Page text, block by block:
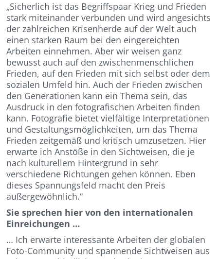
„Sicherlich ist das Begriffspaar Krieg und Frieden
stark miteinander verbunden und wird angesichts
der zahlreichen Krisenherde auf der Welt auch
einen starken Raum bei den eingereichten
Arbeiten einnehmen. Aber wir weisen ganz
bewusst auch auf den zwischenmenschlichen
Frieden, auf den Frieden mit sich selbst oder dem
sozialen Umfeld hin. Auch der Frieden zwischen
den Generationen kann ein Thema sein, das
Ausdruck in den fotografischen Arbeiten finden
kann. Fotografie bietet vielfältige Interpretationen
und Gestaltungsmöglichkeiten, um das Thema
Frieden zeitgemäß und kritisch umzusetzen. Hier
erwarte ich Anstöße in den Sichtweisen, die je
nach kulturellem Hintergrund in sehr
verschiedene Richtungen gehen können. Eben
dieses Spannungsfeld macht den Preis
außergewöhnlich.“
Sie sprechen hier von den internationalen
Einreichungen …
… Ich erwarte interessante Arbeiten der globalen
Foto-Community und spannende Sichtweisen aus